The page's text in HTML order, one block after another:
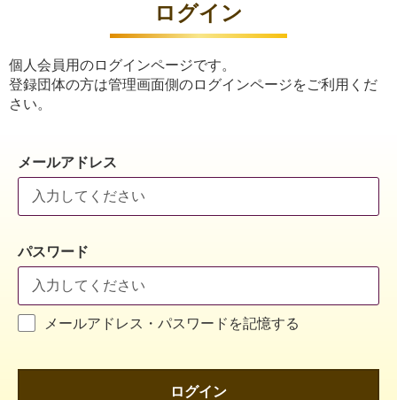
ログイン
個人会員用のログインページです。
登録団体の方は管理画面側のログインページをご利用くだ
さい。
メールアドレス
パスワード
メールアドレス・パスワードを記憶する
ログイン